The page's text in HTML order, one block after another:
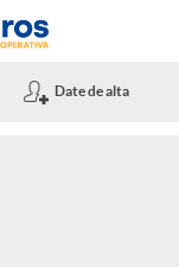
Date de alta